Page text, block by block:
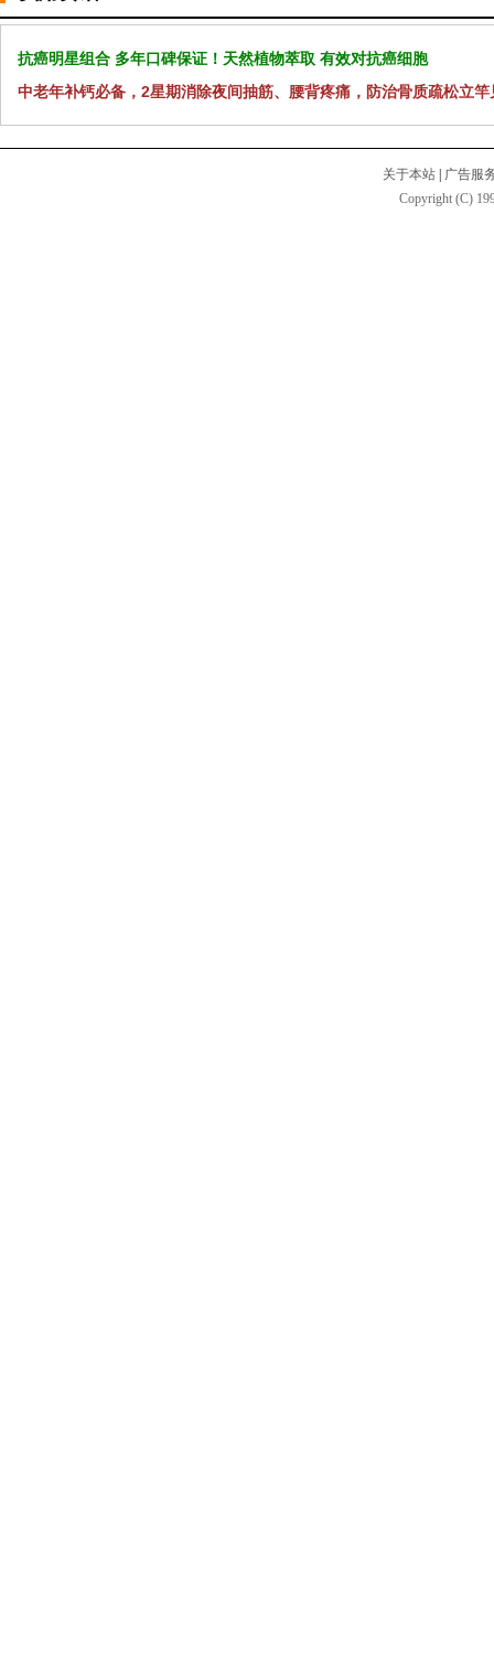
抗癌明星组合 多年口碑保证！天然植物萃取 有效对抗癌细胞
中老年补钙必备，2星期消除夜间抽筋、腰背疼痛，防治骨质疏松立竿
关于本站
广告服
Copyright (C)